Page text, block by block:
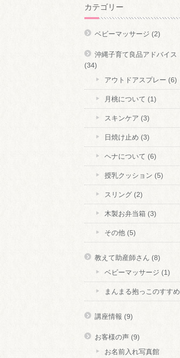
カテゴリー
ベビーマッサージ (2)
沖縄子育て良品アドバイス
(34)
アウトドアスプレー (6)
月桃について (1)
スキンケア (3)
日焼け止め (3)
ヘナについて (6)
授乳クッション (5)
スリング (2)
木製お弁当箱 (3)
その他 (5)
教えて助産師さん (8)
ベビーマッサージ (1)
まんまる抱っこのすすめ
講座情報 (9)
お客様の声 (9)
お名前入れ写真館